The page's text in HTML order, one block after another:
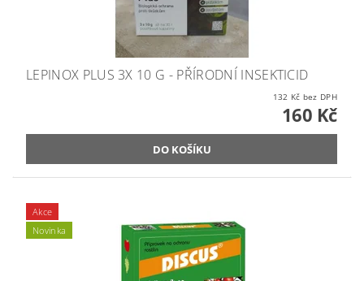
LEPINOX PLUS 3X 10 G - PŘÍRODNÍ INSEKTICID
132 Kč bez DPH
160 Kč
Akce
Novinka